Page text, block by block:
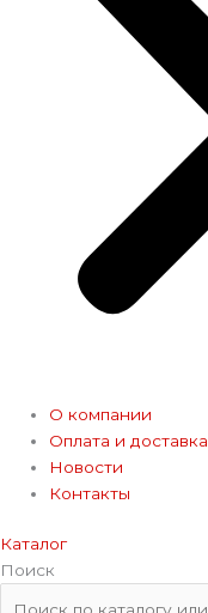
О компании
Оплата и доставка
Новости
Контакты
Каталог
Поиск